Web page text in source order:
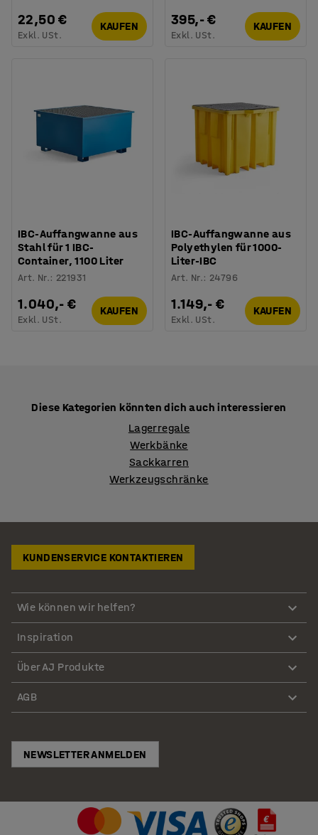
22,50 €
Exkl. USt.
KAUFEN 395,- €
Exkl. USt.
KAUFEN
IBC-Auffangwanne aus
Stahl für 1 IBC-
Container, 1100 Liter
Art. Nr.: 221931
1.040,- €
Exkl. USt.
KAUFEN
IBC-Auffangwanne aus
Polyethylen für 1000-
Liter-IBC
Art. Nr.: 24796
1.149,- €
Exkl. USt.
KAUFEN
Diese Kategorien könnten dich auch interessieren
Lagerregale
Werkbänke
Sackkarren
Werkzeugschränke
KUNDENSERVICE KONTAKTIEREN
Wie können wir helfen?
Inspiration
Über AJ Produkte
AGB
NEWSLETTER ANMELDEN